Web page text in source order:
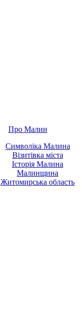
Про Малин
Символіка Малина
Візитівка міста
Історія Малина
Малинщина
Житомирська область